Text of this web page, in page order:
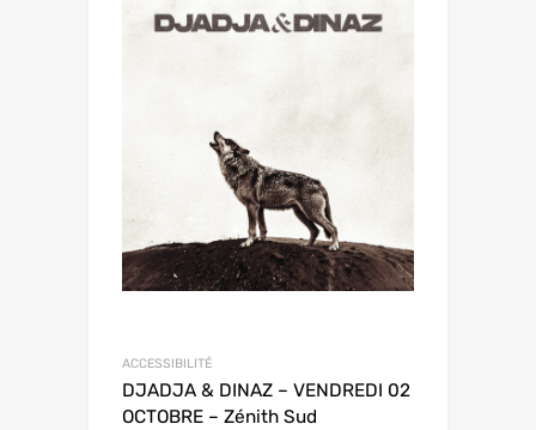
ACCESSIBILITÉ
DJADJA & DINAZ – VENDREDI 02
OCTOBRE – Zénith Sud